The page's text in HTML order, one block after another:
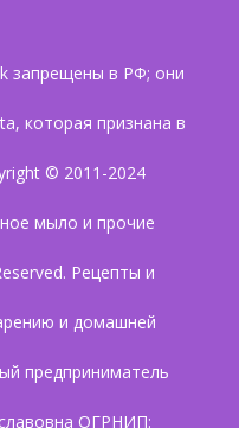
запрещены в РФ; они
которая признана в
© 2011-2024
мыло и прочие
Рецепты и
и домашней
предприниматель
ОГРНИП: